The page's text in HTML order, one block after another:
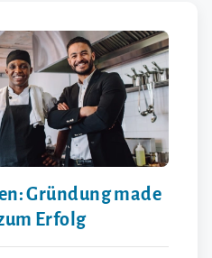
Gründung made
Erfolg